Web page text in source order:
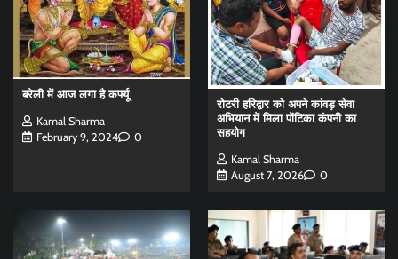
बरेली में आज लगा है कर्फ्यू
Kamal Sharma
February 9, 2024
0
रोटरी हरिद्वार को अपने कांवड़ सेवा
अभियान में मिला पोंटिका कंपनी का
सहयोग
Kamal Sharma
August 7, 2026
0